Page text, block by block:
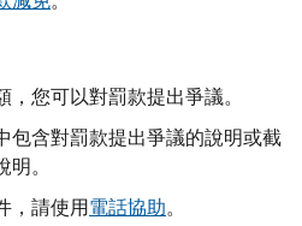
您可以對罰款提出爭議。
包含對罰款提出爭議的說明或截
。
，請使用電話協助。